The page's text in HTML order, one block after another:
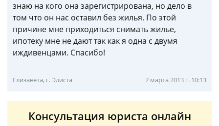
знаю на кого она зарегистрирована, но дело в
том что он нас оставил без жилья. По этой
причине мне приходиться снимать жилье,
ипотеку мне не дают так как я одна с двумя
иждивенцами. Спасибо!
Елизавета, г. Элиста 7 марта 2013 г. 10:13
Консультация юриста онлайн